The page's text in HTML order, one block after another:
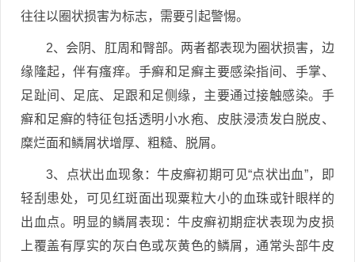
往往以圈状损害为标志，需要引起警惕。
2、会阴、肛周和臀部。两者都表现为圈状损害，边
缘隆起，伴有瘙痒。手癣和足癣主要感染指间、手掌、
足趾间、足底、足跟和足侧缘，主要通过接触感染。手
癣和足癣的特征包括透明小水疱、皮肤浸渍发白脱皮、
糜烂面和鳞屑状增厚、粗糙、脱屑。
3、点状出血现象：牛皮癣初期可见“点状出血”，即
轻刮患处，可见红斑面出现粟粒大小的血珠或针眼样的
出血点。明显的鳞屑表现：牛皮癣初期症状表现为皮损
上覆盖有厚实的灰白色或灰黄色的鳞屑，通常头部牛皮